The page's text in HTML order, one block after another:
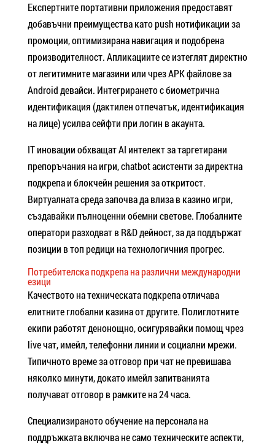
Експертните портативни приложения предоставят
добавъчни преимущества като push нотификации за
промоции, оптимизирана навигация и подобрена
производителност. Апликациите се изтеглят директно
от легитимните магазини или чрез APK файлове за
Android девайси. Интегрирането с биометрична
идентификация (дактилен отпечатък, идентификация
на лице) усилва сейфти при логин в акаунта.
IT иновации обхващат AI интелект за таргетирани
препоръчания на игри, chatbot асистенти за директна
подкрепа и блокчейн решения за откритост.
Виртуалната среда започва да влиза в казино игри,
създавайки пълноценни обемни светове. Глобалните
оператори разходват в R&D дейност, за да поддържат
позиции в топ редици на технологичния прогрес.
Потребителска подкрепа на различни международни
езици
Качеството на техническата подкрепа отличава
елитните глобални казина от другите. Полиглотните
екипи работят денонощно, осигурявайки помощ чрез
live чат, имейл, телефонни линии и социални мрежи.
Типичното време за отговор при чат не превишава
няколко минути, докато имейл запитванията
получават отговор в рамките на 24 часа.
Специализираното обучение на персонала на
поддръжката включва не само техническите аспекти,